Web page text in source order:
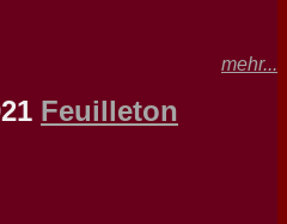
mehr...
Feuilleton